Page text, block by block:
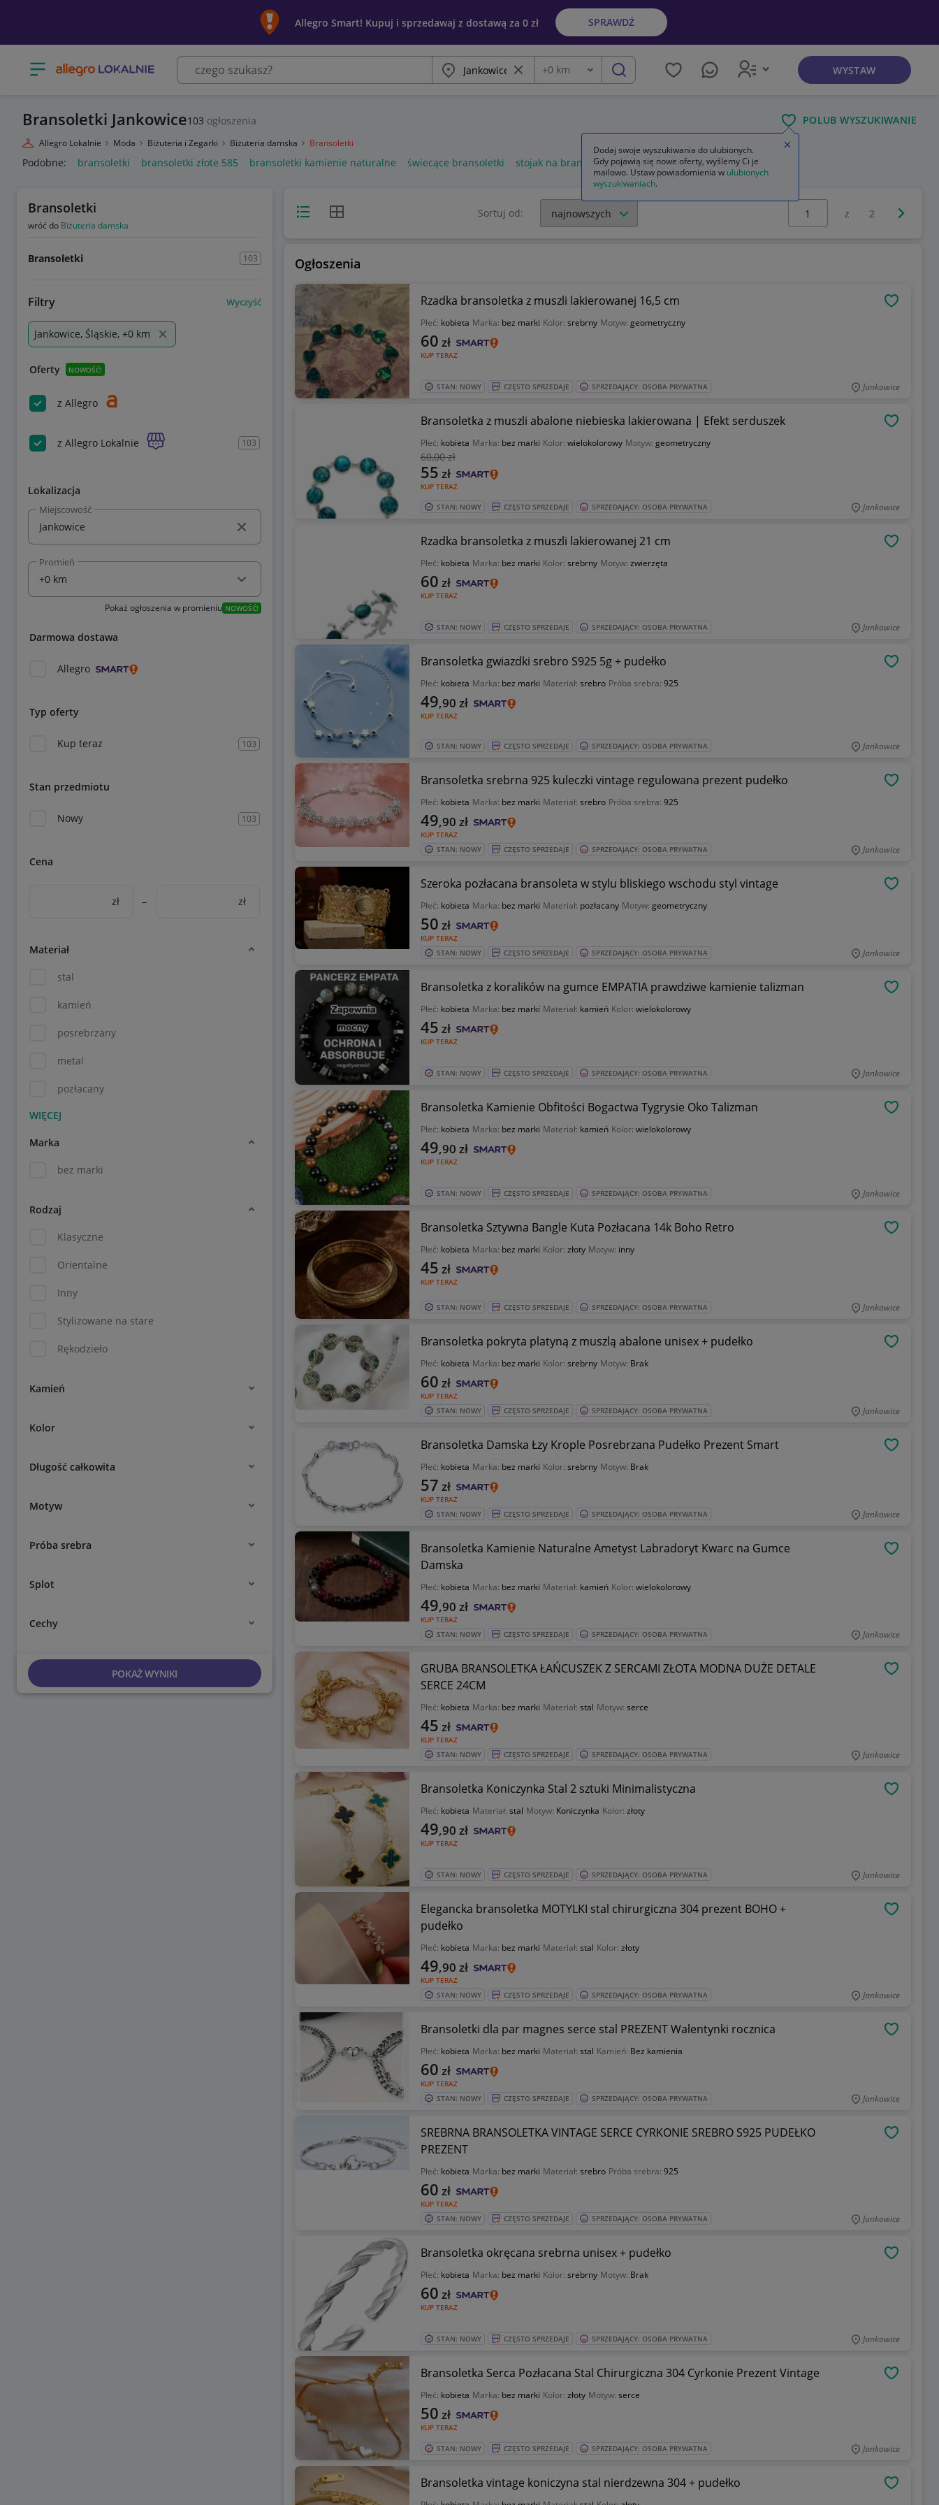
Allegro Smart! Kupuj i sprzedawaj z dostawą za 0 zł SPRAWDŹ
Otwórz menu z kategoriami Miasto Wyczyść frazę
Odległość
+0 km szukaj WYSTAW
Bransoletki Jankowice103 ogłoszenia POLUB WYSZUKIWANIE
Allegro Lokalnie Moda Biżuteria i Zegarki Biżuteria damska Bransoletki
Podobne: bransoletki bransoletki złote 585 bransoletki kamienie naturalne świecące bransoletki stojak na bransoletki
Bransoletki
wróć do Biżuteria damska
Bransoletki 103
Filtry Wyczyść
Jankowice, Śląskie, +0 km
Oferty NOWOŚĆ!
z Allegro
z Allegro Lokalnie 103
Lokalizacja
Miejscowość
Promień
Pokaż ogłoszenia w promieniu NOWOŚĆ!
Darmowa dostawa
Allegro
Typ oferty
Kup teraz 103
Stan przedmiotu
Nowy 103
Cena
zł – zł
Materiał
stal
kamień
posrebrzany
metal
pozłacany
Marka
bez marki
Rodzaj
Klasyczne
Orientalne
Inny
Stylizowane na stare
Rękodzieło
Kamień
Kolor
Długość całkowita
Motyw
Próba srebra
Splot
Cechy
POKAŻ WYNIKI
Widok listyWidok siatki Sortuj od:
Wybierz stronę:
z 2
Ogłoszenia
Rzadka bransoletka z muszli lakierowanej 16,5 cm
Płeć: kobieta Marka: bez marki Kolor: srebrny Motyw: geometryczny
KUP TERAZ
60 zł
STAN: NOWY CZĘSTO SPRZEDAJE SPRZEDAJĄCY: OSOBA PRYWATNA Jankowice
Bransoletka z muszli abalone niebieska lakierowana | Efekt serduszek
Płeć: kobieta Marka: bez marki Kolor: wielokolorowy Motyw: geometryczny
60,00 zł
KUP TERAZ
55 zł
STAN: NOWY CZĘSTO SPRZEDAJE SPRZEDAJĄCY: OSOBA PRYWATNA Jankowice
Rzadka bransoletka z muszli lakierowanej 21 cm
Płeć: kobieta Marka: bez marki Kolor: srebrny Motyw: zwierzęta
KUP TERAZ
60 zł
STAN: NOWY CZĘSTO SPRZEDAJE SPRZEDAJĄCY: OSOBA PRYWATNA Jankowice
Bransoletka gwiazdki srebro S925 5g + pudełko
Płeć: kobieta Marka: bez marki Materiał: srebro Próba srebra: 925
KUP TERAZ
49,90 zł
STAN: NOWY CZĘSTO SPRZEDAJE SPRZEDAJĄCY: OSOBA PRYWATNA Jankowice
Bransoletka srebrna 925 kuleczki vintage regulowana prezent pudełko
Płeć: kobieta Marka: bez marki Materiał: srebro Próba srebra: 925
KUP TERAZ
49,90 zł
STAN: NOWY CZĘSTO SPRZEDAJE SPRZEDAJĄCY: OSOBA PRYWATNA Jankowice
Szeroka pozłacana bransoleta w stylu bliskiego wschodu styl vintage
Płeć: kobieta Marka: bez marki Materiał: pozłacany Motyw: geometryczny
KUP TERAZ
50 zł
STAN: NOWY CZĘSTO SPRZEDAJE SPRZEDAJĄCY: OSOBA PRYWATNA Jankowice
Bransoletka z koralików na gumce EMPATIA prawdziwe kamienie talizman
Płeć: kobieta Marka: bez marki Materiał: kamień Kolor: wielokolorowy
KUP TERAZ
45 zł
STAN: NOWY CZĘSTO SPRZEDAJE SPRZEDAJĄCY: OSOBA PRYWATNA Jankowice
Bransoletka Kamienie Obfitości Bogactwa Tygrysie Oko Talizman
Płeć: kobieta Marka: bez marki Materiał: kamień Kolor: wielokolorowy
KUP TERAZ
49,90 zł
STAN: NOWY CZĘSTO SPRZEDAJE SPRZEDAJĄCY: OSOBA PRYWATNA Jankowice
Bransoletka Sztywna Bangle Kuta Pozłacana 14k Boho Retro
Płeć: kobieta Marka: bez marki Kolor: złoty Motyw: inny
KUP TERAZ
45 zł
STAN: NOWY CZĘSTO SPRZEDAJE SPRZEDAJĄCY: OSOBA PRYWATNA Jankowice
Bransoletka pokryta platyną z muszlą abalone unisex + pudełko
Płeć: kobieta Marka: bez marki Kolor: srebrny Motyw: Brak
KUP TERAZ
60 zł
STAN: NOWY CZĘSTO SPRZEDAJE SPRZEDAJĄCY: OSOBA PRYWATNA Jankowice
Bransoletka Damska Łzy Krople Posrebrzana Pudełko Prezent Smart
Płeć: kobieta Marka: bez marki Kolor: srebrny Motyw: Brak
KUP TERAZ
57 zł
STAN: NOWY CZĘSTO SPRZEDAJE SPRZEDAJĄCY: OSOBA PRYWATNA Jankowice
Bransoletka Kamienie Naturalne Ametyst Labradoryt Kwarc na Gumce
Damska
Płeć: kobieta Marka: bez marki Materiał: kamień Kolor: wielokolorowy
KUP TERAZ
49,90 zł
STAN: NOWY CZĘSTO SPRZEDAJE SPRZEDAJĄCY: OSOBA PRYWATNA Jankowice
GRUBA BRANSOLETKA ŁAŃCUSZEK Z SERCAMI ZŁOTA MODNA DUŻE DETALE
SERCE 24CM
Płeć: kobieta Marka: bez marki Materiał: stal Motyw: serce
KUP TERAZ
45 zł
STAN: NOWY CZĘSTO SPRZEDAJE SPRZEDAJĄCY: OSOBA PRYWATNA Jankowice
Bransoletka Koniczynka Stal 2 sztuki Minimalistyczna
Płeć: kobieta Materiał: stal Motyw: Koniczynka Kolor: złoty
KUP TERAZ
49,90 zł
STAN: NOWY CZĘSTO SPRZEDAJE SPRZEDAJĄCY: OSOBA PRYWATNA Jankowice
Elegancka bransoletka MOTYLKI stal chirurgiczna 304 prezent BOHO +
pudełko
Płeć: kobieta Marka: bez marki Materiał: stal Kolor: złoty
KUP TERAZ
49,90 zł
STAN: NOWY CZĘSTO SPRZEDAJE SPRZEDAJĄCY: OSOBA PRYWATNA Jankowice
Bransoletki dla par magnes serce stal PREZENT Walentynki rocznica
Płeć: kobieta Marka: bez marki Materiał: stal Kamień: Bez kamienia
KUP TERAZ
60 zł
STAN: NOWY CZĘSTO SPRZEDAJE SPRZEDAJĄCY: OSOBA PRYWATNA Jankowice
SREBRNA BRANSOLETKA VINTAGE SERCE CYRKONIE SREBRO S925 PUDEŁKO
PREZENT
Płeć: kobieta Marka: bez marki Materiał: srebro Próba srebra: 925
KUP TERAZ
60 zł
STAN: NOWY CZĘSTO SPRZEDAJE SPRZEDAJĄCY: OSOBA PRYWATNA Jankowice
Bransoletka okręcana srebrna unisex + pudełko
Płeć: kobieta Marka: bez marki Kolor: srebrny Motyw: Brak
KUP TERAZ
60 zł
STAN: NOWY CZĘSTO SPRZEDAJE SPRZEDAJĄCY: OSOBA PRYWATNA Jankowice
Bransoletka Serca Pozłacana Stal Chirurgiczna 304 Cyrkonie Prezent Vintage
Płeć: kobieta Marka: bez marki Kolor: złoty Motyw: serce
KUP TERAZ
50 zł
STAN: NOWY CZĘSTO SPRZEDAJE SPRZEDAJĄCY: OSOBA PRYWATNA Jankowice
Bransoletka vintage koniczyna stal nierdzewna 304 + pudełko
Dodaj swoje wyszukiwania do ulubionych.
Gdy pojawią się nowe oferty, wyślemy Ci je
mailowo. Ustaw powiadomienia w ulubionych
wyszukiwaniach.
Zamknij wskazówkę